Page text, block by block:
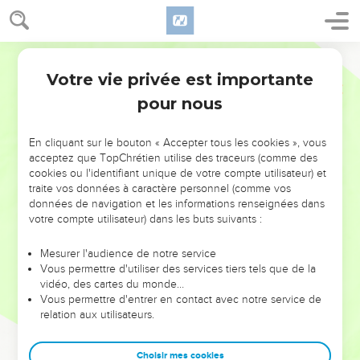
NE MANQUEZ PAS L’ÉVÉNEMENT
DE L’ANNÉE !
ET SI LEURS ERREURS POUVAIENT VOUS ÉVITER LES
VOTRES ?
leur foi ou leur vision. Mais on voit moins les doutes, les erreurs
et les saisons difficiles qu'ils ont traversés, alors même que ce
sont elles qui les ont façonnés.
Dans cette conférence, leaders, entrepreneurs, et responsables
clés pour avancer avec plus de sagesse afin que leurs erreurs
Votre vie privée est importante
pour nous
En cliquant sur le bouton « Accepter tous les cookies », vous
acceptez que TopChrétien utilise des traceurs (comme des
cookies ou l'identifiant unique de votre compte utilisateur) et
traite vos données à caractère personnel (comme vos
données de navigation et les informations renseignées dans
votre compte utilisateur) dans les buts suivants :
Mesurer l'audience de notre service
Vous permettre d'utiliser des services tiers tels que de la
vidéo, des cartes du monde…
Vous permettre d'entrer en contact avec notre service de
relation aux utilisateurs.
Choisir mes cookies